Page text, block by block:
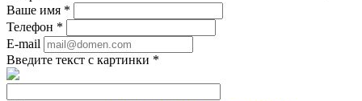
Ваше имя *
Телефон *
E-mail
Введите текст с картинки *